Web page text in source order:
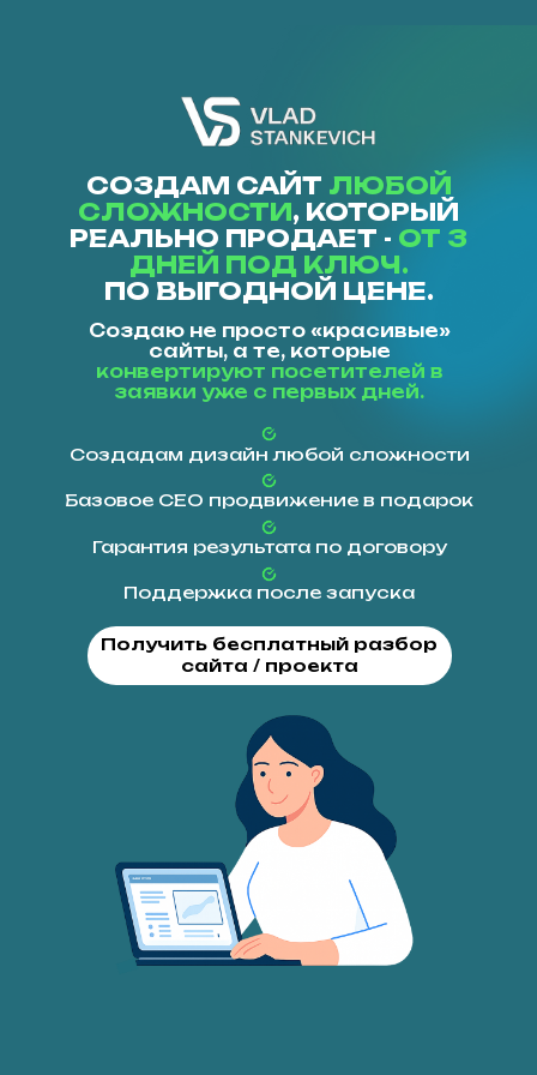
Получить бесплатный разбор
сайта / проекта
СОЗДАМ САЙТ ЛЮБОЙ
СЛОЖНОСТИ, КОТОРЫЙ
РЕАЛЬНО ПРОДАЕТ - ОТ 3
ДНЕЙ ПОД КЛЮЧ.
ПО ВЫГОДНОЙ ЦЕНЕ.
Создаю не просто «красивые»
сайты, а те, которые
конвертируют посетителей в
заявки уже с первых дней.
Создадам дизайн любой сложности
Базовое СЕО продвижение в подарок
Гарантия результата по договору
Поддержка после запуска